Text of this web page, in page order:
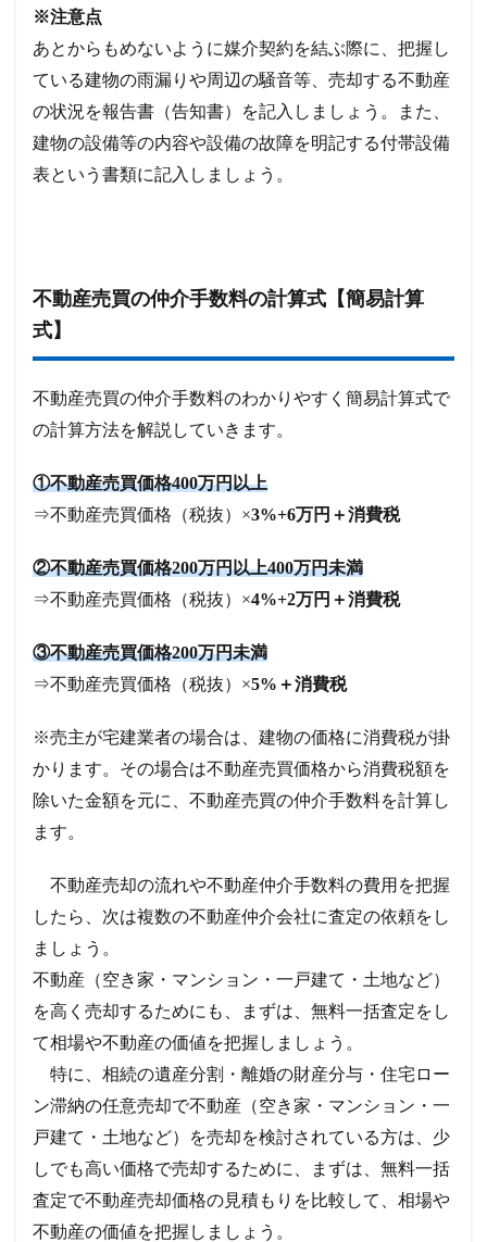
※注意点
あとからもめないように媒介契約を結ぶ際に、把握し
ている建物の雨漏りや周辺の騒音等、売却する不動産
の状況を報告書（告知書）を記入しましょう。また、
建物の設備等の内容や設備の故障を明記する付帯設備
表という書類に記入しましょう。
不動産売買の仲介手数料の計算式【簡易計算
式】
不動産売買の仲介手数料のわかりやすく簡易計算式で
の計算方法を解説していきます。
①不動産売買価格400万円以上
⇒不動産売買価格（税抜）×3%+6万円＋消費税
②不動産売買価格200万円以上400万円未満
⇒不動産売買価格（税抜）×4%+2万円＋消費税
③不動産売買価格200万円未満
⇒不動産売買価格（税抜）×5%＋消費税
※売主が宅建業者の場合は、建物の価格に消費税が掛
かります。その場合は不動産売買価格から消費税額を
除いた金額を元に、不動産売買の仲介手数料を計算し
ます。
不動産売却の流れや不動産仲介手数料の費用を把握
したら、次は複数の不動産仲介会社に査定の依頼をし
ましょう。
不動産（空き家・マンション・一戸建て・土地など）
を高く売却するためにも、まずは、無料一括査定をし
て相場や不動産の価値を把握しましょう。
特に、相続の遺産分割・離婚の財産分与・住宅ロー
ン滞納の任意売却で不動産（空き家・マンション・一
戸建て・土地など）を売却を検討されている方は、少
しでも高い価格で売却するために、まずは、無料一括
査定で不動産売却価格の見積もりを比較して、相場や
不動産の価値を把握しましょう。